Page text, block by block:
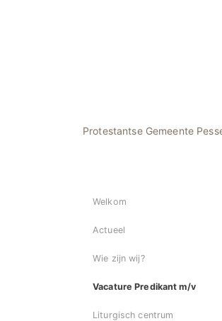
Protestantse Gemeente
Welkom
Actueel
Wie zijn wij?
Vacature Predikant m/v
Liturgisch centrum